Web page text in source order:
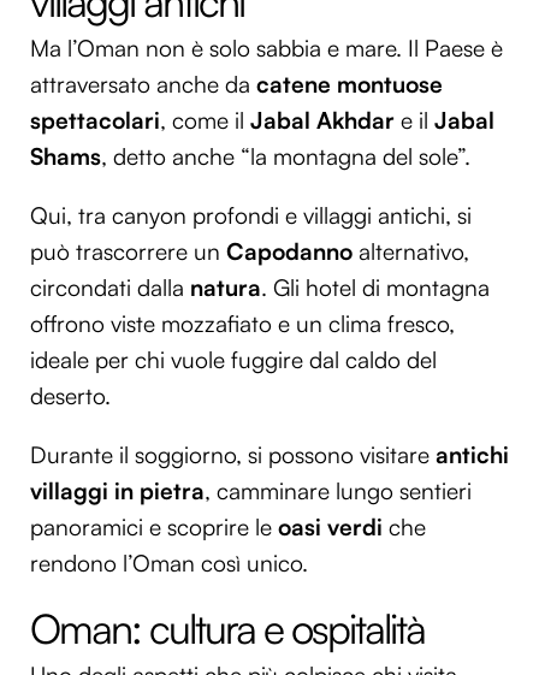
Ma l’Oman non è solo sabbia e mare. Il Paese è
attraversato anche da catene montuose
spettacolari, come il Jabal Akhdar e il Jabal
Shams, detto anche “la montagna del sole”.
Qui, tra canyon profondi e villaggi antichi, si
può trascorrere un Capodanno alternativo,
circondati dalla natura. Gli hotel di montagna
offrono viste mozzafiato e un clima fresco,
ideale per chi vuole fuggire dal caldo del
deserto.
Durante il soggiorno, si possono visitare antichi
villaggi in pietra, camminare lungo sentieri
panoramici e scoprire le oasi verdi che
rendono l’Oman così unico.
Oman: cultura e ospitalità